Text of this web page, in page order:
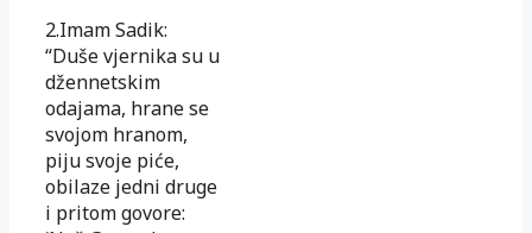
2.Imam Sadik:
“Duše vjernika su u
džennetskim
odajama, hrane se
svojom hranom,
piju svoje piće,
obilaze jedni druge
i pritom govore: